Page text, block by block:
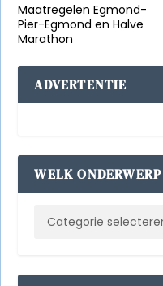
Maatregelen Egmond-
Pier-Egmond en Halve
Marathon
ADVERTENTIE
WELK